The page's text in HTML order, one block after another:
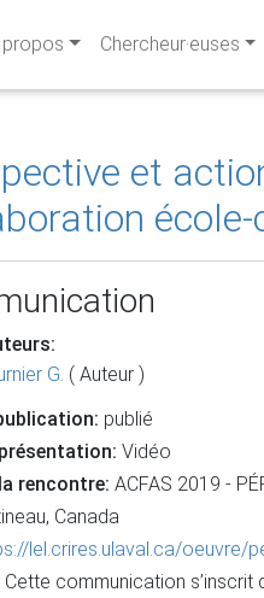
Chercheur·euses
et
G. ( Auteur )
publié
Vidéo
rencontre: ACFAS 2019 -
Canada
lel.crires.ulaval.ca/oeuvre/
Cette communication s’inscrit